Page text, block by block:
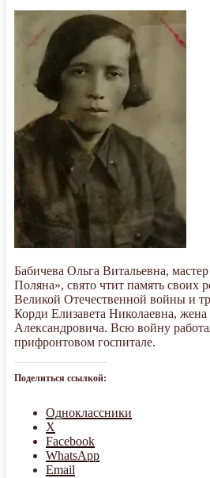
Бабичева Ольга Витальевна,
Поляна», свято чтит память своих
Великой Отечественной войны и
Корди Елизавета Николаевна,
Александровича. Всю войну
прифронтовом госпитале.
Поделиться ссылкой:
Одноклассники
X
Facebook
WhatsApp
Email